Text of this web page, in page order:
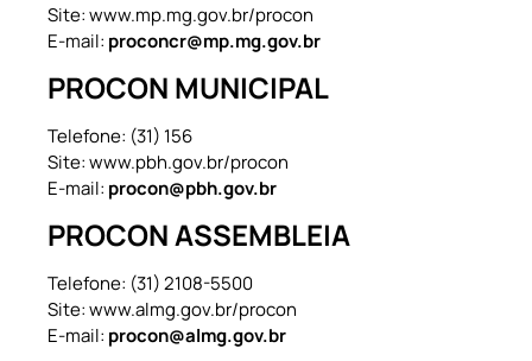
Site: www.mp.mg.gov.br/procon
E-mail: proconcr@mp.mg.gov.br
PROCON MUNICIPAL
Telefone: (31) 156
Site: www.pbh.gov.br/procon
E-mail: procon@pbh.gov.br
PROCON ASSEMBLEIA
Telefone: (31) 2108-5500
Site: www.almg.gov.br/procon
E-mail: procon@almg.gov.br